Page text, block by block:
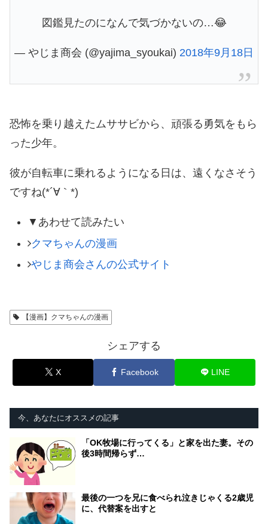
図鑑見たのになんで気づかないの…😂
— やじま商会 (@yajima_syoukai) 2018年9月18日
恐怖を乗り越えたムササビから、頑張る勇気をもら
った少年。
彼が自転車に乗れるようになる日は、遠くなさそう
ですね(*´∀｀*)
▼あわせて読みたい
クマちゃんの漫画
やじま商会さんの公式サイト
【漫画】クマちゃんの漫画
シェアする
X Facebook LINE
今、あなたにオススメの記事
「OK牧場に行ってくる」と家を出た妻。その
後3時間帰らず…
最後の一つを兄に食べられ泣きじゃくる2歳児
に、代替案を出すと